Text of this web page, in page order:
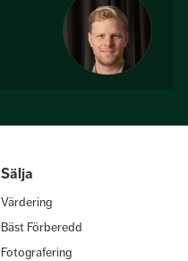
Sälja
Värdering
Bäst Förberedd
Fotografering